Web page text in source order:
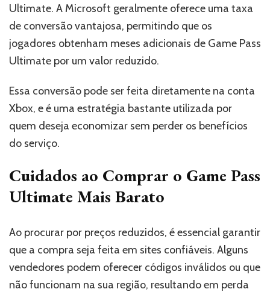
Ultimate. A Microsoft geralmente oferece uma taxa
de conversão vantajosa, permitindo que os
jogadores obtenham meses adicionais de Game Pass
Ultimate por um valor reduzido.
Essa conversão pode ser feita diretamente na conta
Xbox, e é uma estratégia bastante utilizada por
quem deseja economizar sem perder os benefícios
do serviço.
Cuidados ao Comprar o Game Pass
Ultimate Mais Barato
Ao procurar por preços reduzidos, é essencial garantir
que a compra seja feita em sites confiáveis. Alguns
vendedores podem oferecer códigos inválidos ou que
não funcionam na sua região, resultando em perda